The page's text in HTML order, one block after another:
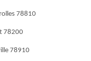
78810
78200
78910